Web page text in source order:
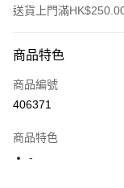
送貨上門滿
信用卡
Apple Pay
商品特色
商品編號
406371
商品特色
-